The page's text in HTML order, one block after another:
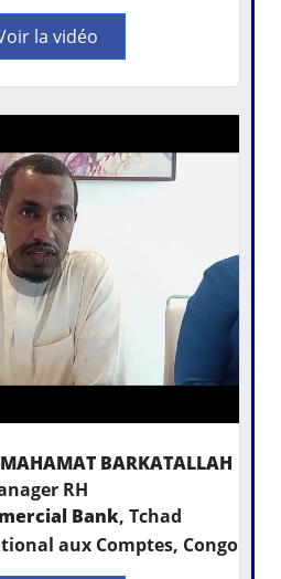
la vidéo
BARKATALLAH
RH
Bank, Tchad